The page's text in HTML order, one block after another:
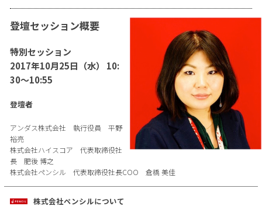
登壇セッション概要
特別セッション
2017年10月25日（水） 10:
30～10:55
登壇者
アンダス株式会社 執行役員 平野
裕亮
株式会社ハイスコア 代表取締役社
長 肥後 博之
株式会社ペンシル 代表取締役社長COO 倉橋 美佳
株式会社ペンシルについて